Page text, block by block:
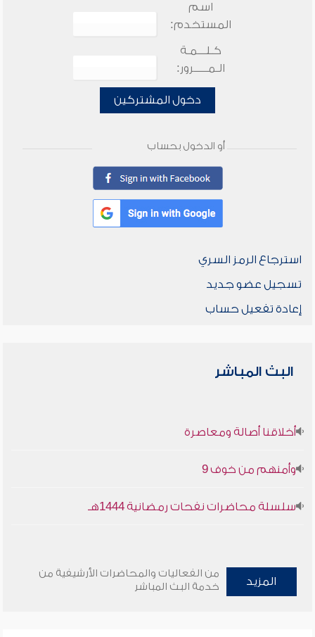
اسم
المستخدم:
كـلـــمـة
الـمـــــرور:
دخول المشتركين
أو الدخول بحساب
استرجاع الرمز السري
تسجيل عضو جديد
إعادة تفعيل حساب
البث المباشر
أخلاقنا أصالة ومعاصرة
وأمنهم من خوف 9
سلسلة محاضرات نفحات رمضانية 1444هـ
المزيد
من الفعاليات والمحاضرات الأرشيفية من
خدمة البث المباشر